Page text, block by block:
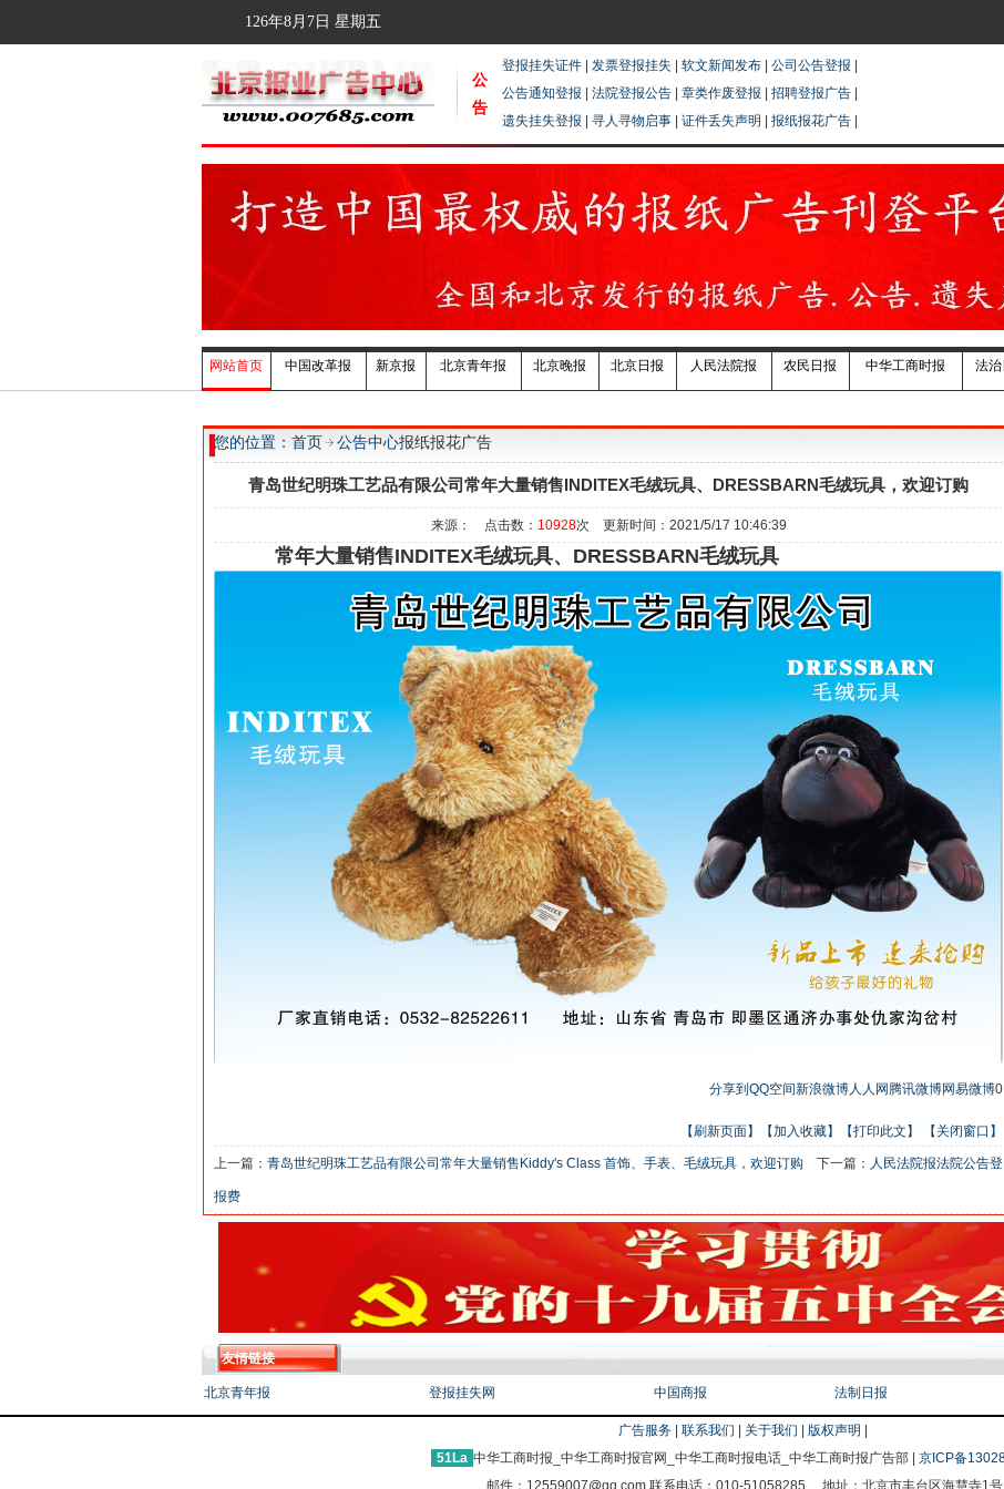
126年8月7日 星期五
公
告
登报挂失证件 发票登报挂失 软文新闻发布 公司公告登报
公告通知登报
法院登报公告 章类作废登报 招聘登报广告
遗失挂失登报
寻人寻物启事 证件丢失声明 报纸报花广告
网站首页 中国改革报 新京报 北京青年报 北京晚报 北京日报 人民法院报 农民日报 中华工商时报 法治
您的位置：首页 公告中心报纸报花广告
青岛世纪明珠工艺品有限公司常年大量销售INDITEX毛绒玩具、DRESSBARN毛绒玩具，欢迎订购
来源： 点击数： 10928次 更新时间：2021/5/17 10:46:39
常年大量销售INDITEX毛绒玩具、DRESSBARN毛绒玩具
分享到 QQ空间新浪微博人人网 腾讯微博网易微博0
【刷新页面】 【加入收藏】 【打印此文】 【关闭窗口】
上一篇： 青岛世纪明珠工艺品有限公司常年大量销售Kiddy's Class 首饰、手表、毛绒玩具，欢迎订购 下一篇： 人民法院报法院公告登
报费
友情链接
北京青年报 登报挂失网 中国商报 法制日报
广告服务 联系我们 关于我们 版权声明
51La 中华工商时报_中华工商时报官网_中华工商时报电话_中华工商时报广告部 | 京ICP备
邮件：12559007@qq.com 联系电话：010-51058285 地址：北京市丰台区海慧寺1号